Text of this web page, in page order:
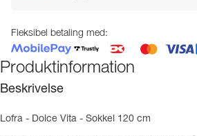
Fleksibel betaling med:
Produktinformation
Beskrivelse
Lofra - Dolce Vita - Sokkel 120 cm